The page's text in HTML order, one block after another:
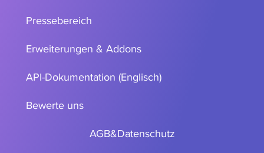
Pressebereich
Erweiterungen & Addons
API-Dokumentation (Englisch)
Bewerte uns
AGB&Datenschutz